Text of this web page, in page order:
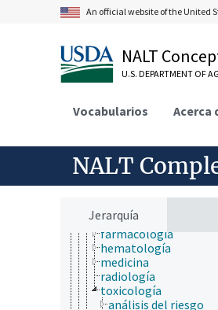
An official website of the United
NALT
U.S. DEPARTMENT OF
Vocabularios Acerca
NALT
Jerarquía
biología estructural
bioquímica
botánica
cartografía
ciencia animal
anatomía y morfología
ciencia avícola
ciencia de forrajes y
ciencia de la carne
ciencia lechera
ciencias médicas
farmacología
hematología
medicina
radiología
toxicología
análisis del riesgo